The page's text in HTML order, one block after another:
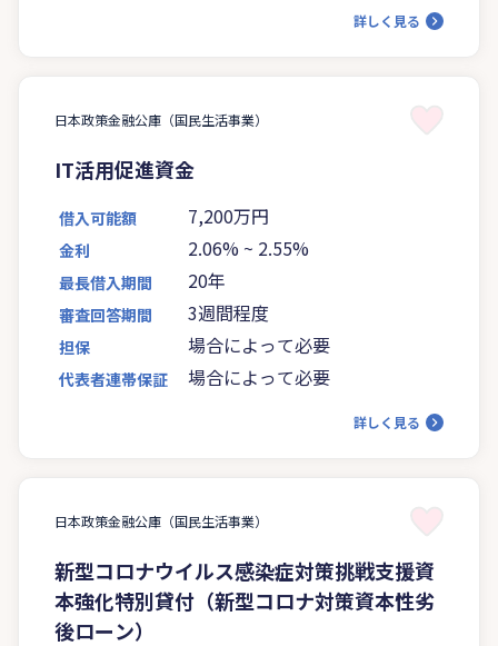
詳しく見る
日本政策金融公庫（国民生活事業）
IT活用促進資金
借入可能額 7,200万円
金利 2.06% ~ 2.55%
最長借入期間 20年
審査回答期間 3週間程度
担保 場合によって必要
代表者連帯保証 場合によって必要
詳しく見る
日本政策金融公庫（国民生活事業）
新型コロナウイルス感染症対策挑戦支援資
本強化特別貸付（新型コロナ対策資本性劣
後ローン）